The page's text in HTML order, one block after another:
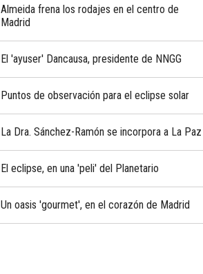
Almeida frena los rodajes en el centro de
Madrid
El 'ayuser' Dancausa, presidente de NNGG
Puntos de observación para el eclipse solar
La Dra. Sánchez-Ramón se incorpora a La Paz
El eclipse, en una 'peli' del Planetario
Un oasis 'gourmet', en el corazón de Madrid